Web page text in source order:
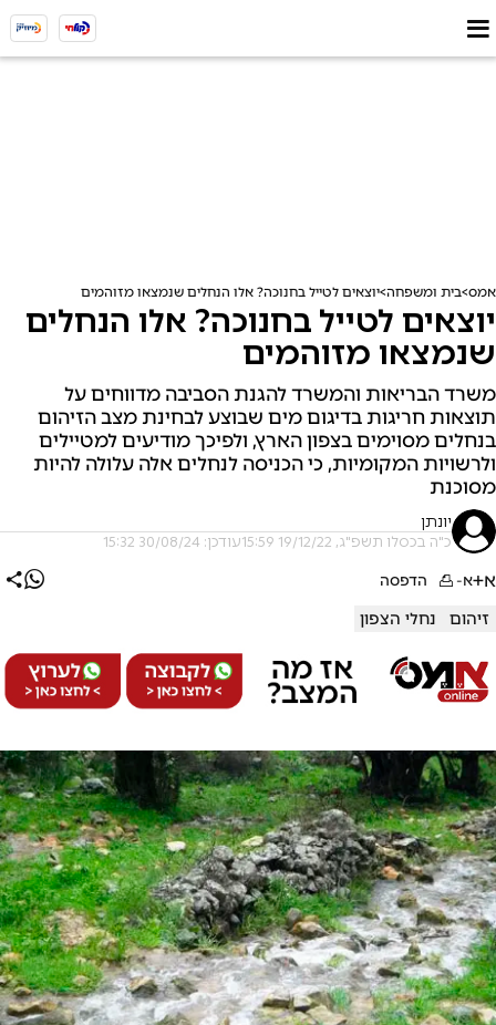
אמס בית ומשפחה יוצאים לטייל בחנוכה? אלו הנחלים שנמצאו מזוהמים
יוצאים לטייל בחנוכה? אלו הנחלים
שנמצאו מזוהמים
משרד הבריאות והמשרד להגנת הסביבה מדווחים על
תוצאות חריגות בדיגום מים שבוצע לבחינת מצב הזיהום
בנחלים מסוימים בצפון הארץ, ולפיכך מודיעים למטיילים
ולרשויות המקומיות, כי הכניסה לנחלים אלה עלולה להיות
מסוכנת
יונתן
כ"ה בכסלו תשפ"ג, 19/12/22 15:59 עודכן: 30/08/24 15:32
א+א- הדפסה
זיהום נחלי הצפון